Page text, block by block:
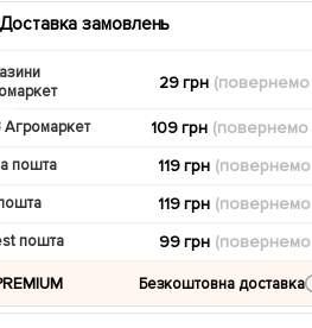
Доставка замовлень
29 грн (повернемо
109 грн (повернемо
пошта 119 грн (повернемо
119 грн (повернемо
пошта 99 грн (повернемо
Безкоштовна доставка